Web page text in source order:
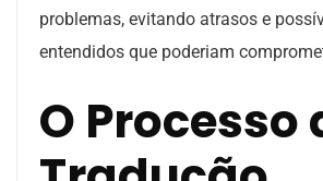
problemas, evitando atrasos e
entendidos que poderiam
O Processo